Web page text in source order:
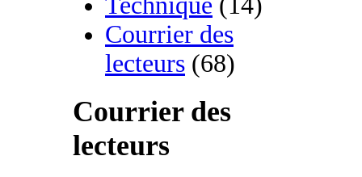
Courrier des
lecteurs (68)
Courrier des
lecteurs